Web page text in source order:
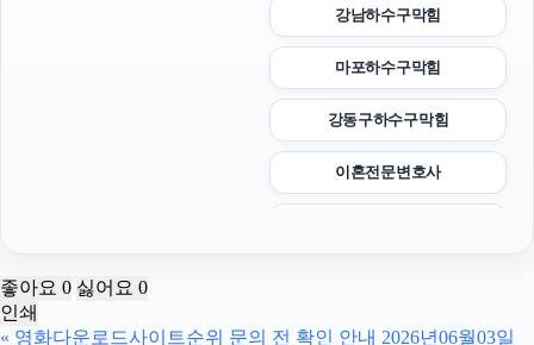
강남하수구막힘
마포하수구막힘
강동구하수구막힘
이혼전문변호사
대구이혼전문변호사
좋아요 0 싫어요 0
인쇄
« 영화다운로드사이트순위 문의 전 확인 안내 2026년06월03일